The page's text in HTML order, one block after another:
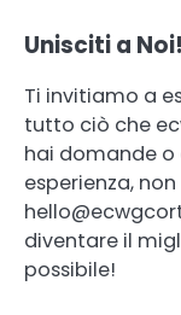
Unisciti a Noi!
Ti invitiamo a
tutto ciò che
hai domande o
esperienza,
diventare il
possibile!